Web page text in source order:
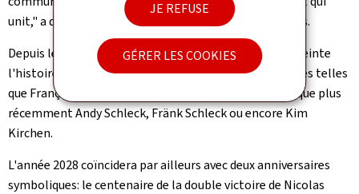
JE REFUSE
GÉRER LES COOKIES
unit," a déclaré le Premier ministre lors de son discours.
Depuis le début, le Luxembourg a marqué de son empreinte
l'histoire du Tour à travers des personnages légendaires telles
que François Faber, Nicolas Frantz, Charly Gaul, ainsi que plus
récemment Andy Schleck, Fränk Schleck ou encore Kim
Kirchen.
L'année 2028 coïncidera par ailleurs avec deux anniversaires
symboliques: le centenaire de la double victoire de Nicolas